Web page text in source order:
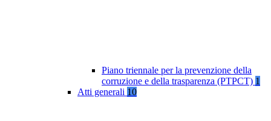
Piano triennale per la prevenzione della
corruzione e della trasparenza (PTPCT) 1
Atti generali 10